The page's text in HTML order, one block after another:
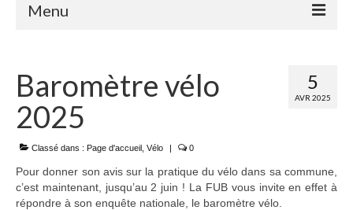
Menu
L’ASSOCIATION
Historique
Objectifs
Presse
5
AVR 2025
Baromètre vélo
2025
Classé dans : Page d'accueil Vélo | 0
Pour donner son avis sur la pratique du vélo dans sa commune,
c’est maintenant, jusqu’au 2 juin ! La FUB vous invite en effet à
répondre à son enquête nationale, le baromètre vélo.